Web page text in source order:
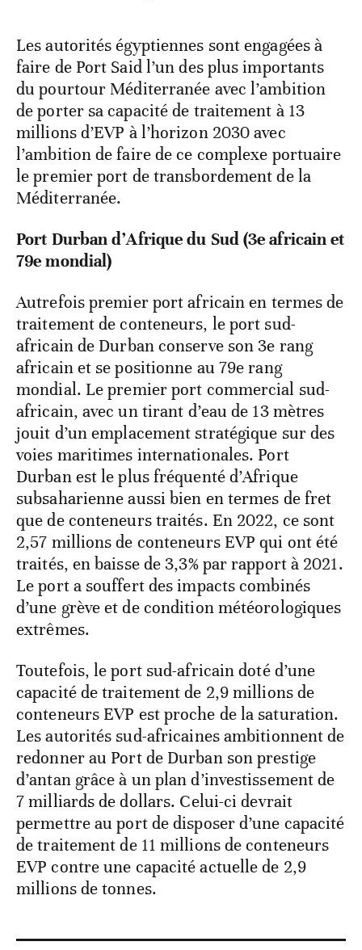
Les autorités égyptiennes sont engagées à
faire de Port Said l’un des plus importants
du pourtour Méditerranée avec l’ambition
de porter sa capacité de traitement à 13
millions d’EVP à l’horizon 2030 avec
l’ambition de faire de ce complexe portuaire
le premier port de transbordement de la
Méditerranée.
Port Durban d’Afrique du Sud (3e africain et
79e mondial)
Autrefois premier port africain en termes de
traitement de conteneurs, le port sud-
africain de Durban conserve son 3e rang
africain et se positionne au 79e rang
mondial. Le premier port commercial sud-
africain, avec un tirant d’eau de 13 mètres
jouit d’un emplacement stratégique sur des
voies maritimes internationales. Port
Durban est le plus fréquenté d’Afrique
subsaharienne aussi bien en termes de fret
que de conteneurs traités. En 2022, ce sont
2,57 millions de conteneurs EVP qui ont été
traités, en baisse de 3,3% par rapport à 2021.
Le port a souffert des impacts combinés
d’une grève et de condition météorologiques
extrêmes.
Toutefois, le port sud-africain doté d’une
capacité de traitement de 2,9 millions de
conteneurs EVP est proche de la saturation.
Les autorités sud-africaines ambitionnent de
redonner au Port de Durban son prestige
d’antan grâce à un plan d’investissement de
7 milliards de dollars. Celui-ci devrait
permettre au port de disposer d’une capacité
de traitement de 11 millions de conteneurs
EVP contre une capacité actuelle de 2,9
millions de tonnes.